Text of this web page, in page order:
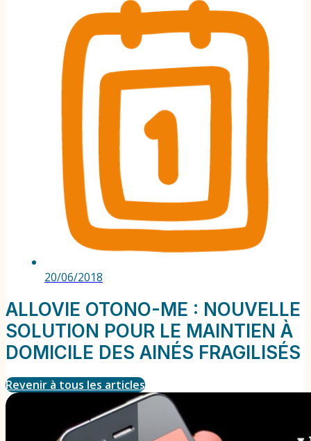
20/06/2018
ALLOVIE OTONO-ME : NOUVELLE
SOLUTION POUR LE MAINTIEN À
DOMICILE DES AINÉS FRAGILISÉS
Revenir à tous les articles